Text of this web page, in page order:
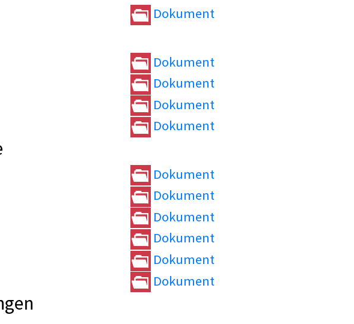
Dokument
Dokument
Dokument
Dokument
Dokument
Dokument
Dokument
Dokument
Dokument
Dokument
Dokument